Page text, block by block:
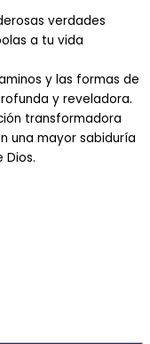
verdades
a tu vida
y las formas de
y reveladora.
transformadora
una mayor sabiduría
Dios.